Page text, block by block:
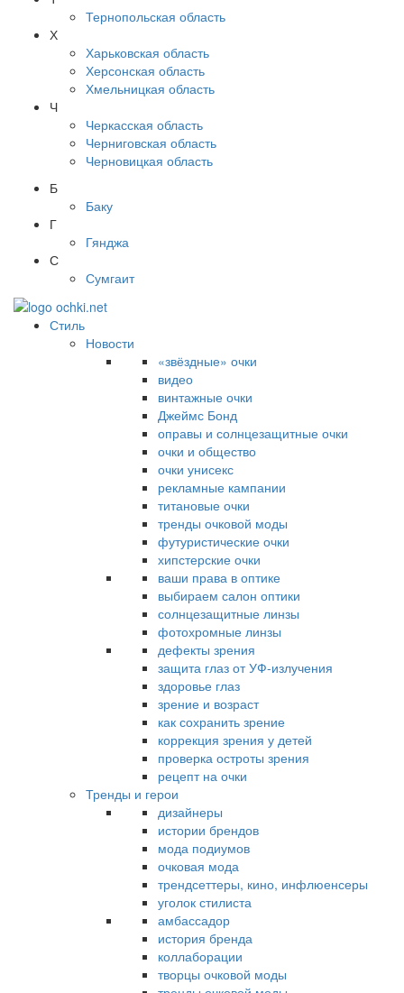
Тернопольская область
Х
Харьковская область
Херсонская область
Хмельницкая область
Ч
Черкасская область
Черниговская область
Черновицкая область
Б
Баку
Г
Гянджа
С
Сумгаит
Стиль
Новости
«звёздные» очки
видео
винтажные очки
Джеймс Бонд
оправы и солнцезащитные очки
очки и общество
очки унисекс
рекламные кампании
титановые очки
тренды очковой моды
футуристические очки
хипстерские очки
ваши права в оптике
выбираем салон оптики
солнцезащитные линзы
фотохромные линзы
дефекты зрения
защита глаз от УФ-излучения
здоровье глаз
зрение и возраст
как сохранить зрение
коррекция зрения у детей
проверка остроты зрения
рецепт на очки
Тренды и герои
дизайнеры
истории брендов
мода подиумов
очковая мода
трендсеттеры, кино, инфлюенсеры
уголок стилиста
амбассадор
история бренда
коллаборации
творцы очковой моды